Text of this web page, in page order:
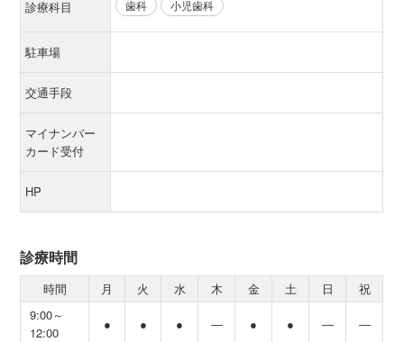
診療科目 歯科 小児歯科
駐車場
交通手段
マイナンバー
カード受付
HP
診療時間
時間 月 火 水 木 金 土 日
祝
9:00～
12:00
● ● ● ― ● ● ― ―